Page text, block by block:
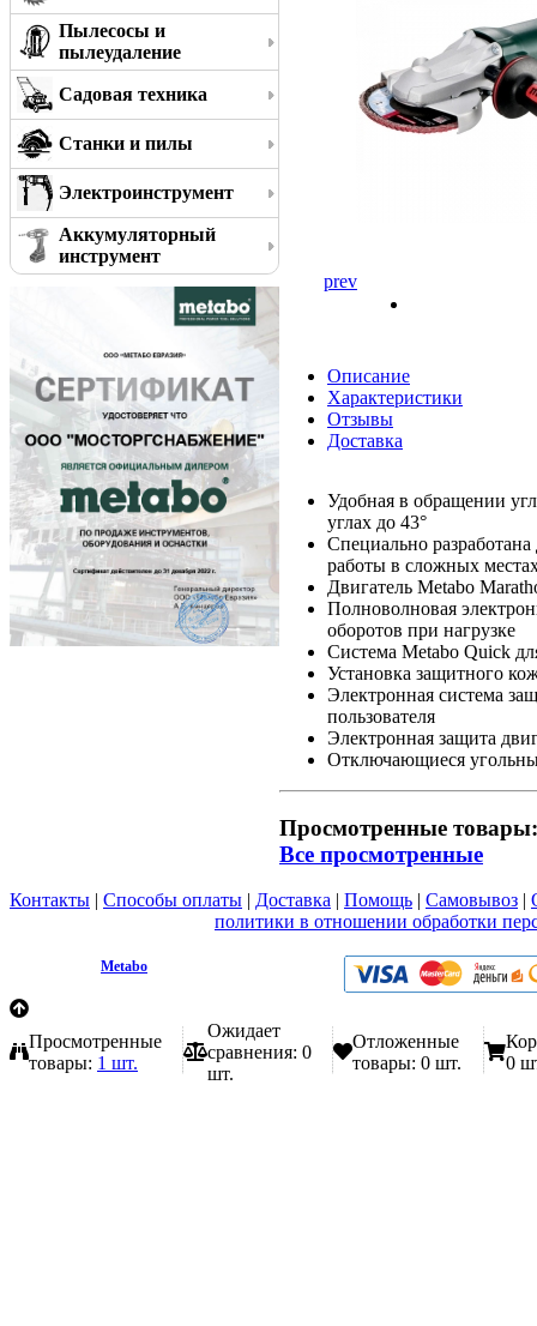
Пылесосы и
пылеудаление
Садовая техника
Станки и пилы
Электроинструмент
Аккумуляторный
инструмент
prev
Описание
Характеристики
Отзывы
Доставка
Удобная в обращении
углах до 43°
Специально
работы в сложных
Двигатель Metabo
Полноволновая
оборотов при нагрузке
Система Metabo Quick
Установка защитного
Электронная система
пользователя
Электронная защита
Отключающиеся
Просмотренные товары:
Все просмотренные
Контакты | Способы оплаты | Доставка | Помощь | Самовывоз |
политики в отношении обработки
Metabo
Просмотренные
товары: 1 шт.
Ожидает
сравнения: 0
шт.
Отложенные
товары: 0 шт.
0